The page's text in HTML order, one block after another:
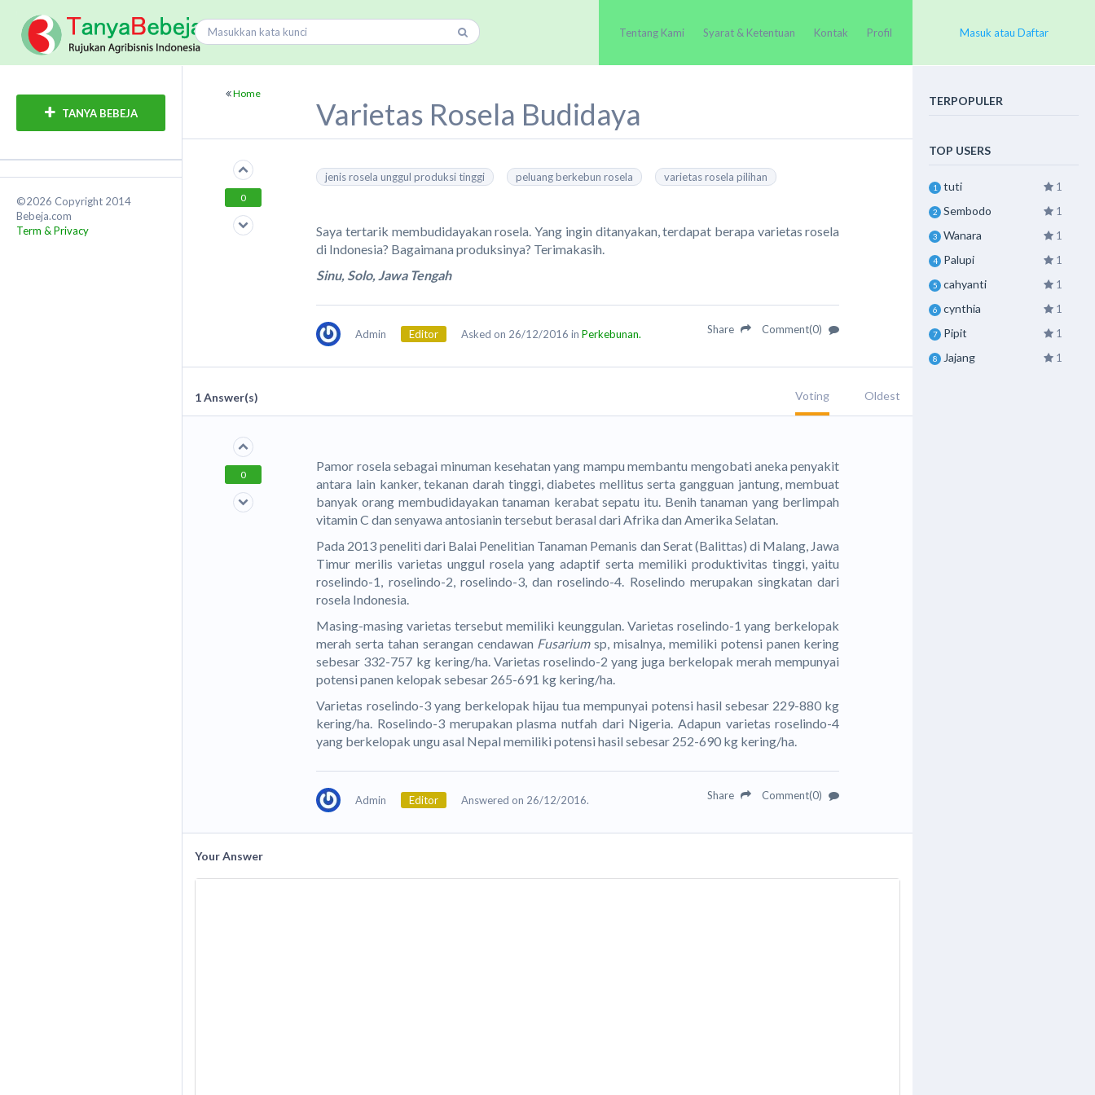
Tentang Kami Syarat & Ketentuan Kontak Profil Masuk atau Daftar
TANYA BEBEJA
©2026 Copyright 2014
Bebeja.com
Term & Privacy
Home
Varietas Rosela Budidaya
0
jenis rosela unggul produksi tinggi peluang berkebun rosela varietas rosela pilihan
Saya tertarik membudidayakan rosela. Yang ingin ditanyakan, terdapat berapa varietas rosela
di Indonesia? Bagaimana produksinya? Terimakasih.
Sinu, Solo, Jawa Tengah
Admin Editor Asked on 26/12/2016 in Perkebunan. Share Comment(0)
1Answer(s) Voting Oldest
0
Pamor rosela sebagai minuman kesehatan yang mampu membantu mengobati aneka penyakit
antara lain kanker, tekanan darah tinggi, diabetes mellitus serta gangguan jantung, membuat
banyak orang membudidayakan tanaman kerabat sepatu itu. Benih tanaman yang berlimpah
vitamin C dan senyawa antosianin tersebut berasal dari Afrika dan Amerika Selatan.
Pada 2013 peneliti dari Balai Penelitian Tanaman Pemanis dan Serat (Balittas) di Malang, Jawa
Timur merilis varietas unggul rosela yang adaptif serta memiliki produktivitas tinggi, yaitu
roselindo-1, roselindo-2, roselindo-3, dan roselindo-4. Roselindo merupakan singkatan dari
rosela Indonesia.
Masing-masing varietas tersebut memiliki keunggulan. Varietas roselindo-1 yang berkelopak
merah serta tahan serangan cendawan Fusariumsp, misalnya, memiliki potensi panen kering
sebesar 332-757 kg kering/ha. Varietas roselindo-2 yang juga berkelopak merah mempunyai
potensi panen kelopak sebesar 265-691 kg kering/ha.
Varietas roselindo-3 yang berkelopak hijau tua mempunyai potensi hasil sebesar 229-880 kg
kering/ha. Roselindo-3 merupakan plasma nutfah dari Nigeria. Adapun varietas roselindo-4
yang berkelopak ungu asal Nepal memiliki potensi hasil sebesar 252-690 kg kering/ha.
Admin Editor Answered on 26/12/2016. Share Comment(0)
Your Answer
TERPOPULER
TOP USERS
1 tuti 1
2 Sembodo 1
3 Wanara 1
4 Palupi 1
5 cahyanti 1
6 cynthia 1
7 Pipit 1
8 Jajang 1